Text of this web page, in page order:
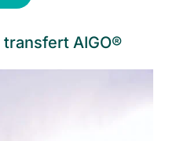
transfert AIGO®